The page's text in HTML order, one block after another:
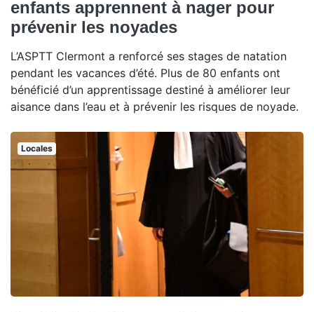
enfants apprennent à nager pour
prévenir les noyades
L’ASPTT Clermont a renforcé ses stages de natation
pendant les vacances d’été. Plus de 80 enfants ont
bénéficié d’un apprentissage destiné à améliorer leur
aisance dans l’eau et à prévenir les risques de noyade.
Locales